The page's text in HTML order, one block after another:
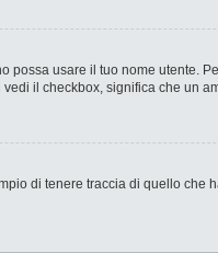
usare il tuo nome utente.
il checkbox, significa che un
di tenere traccia di quello che